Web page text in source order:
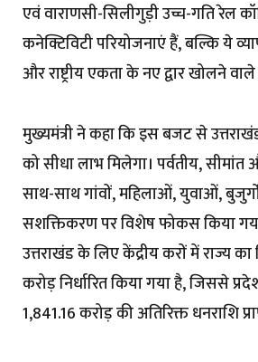
एवं वाराणसी-सिलीगुड़ी उच्च-गति रेल
कनेक्टिविटी परियोजनाएं हैं, बल्कि ये
और राष्ट्रीय एकता के नए द्वार खोलने
मुख्यमंत्री ने कहा कि इस बजट से
को सीधा लाभ मिलेगा। पर्वतीय, सीमांत
साथ-साथ गांवों, महिलाओं, युवाओं,
सशक्तिकरण पर विशेष फोकस किया गया
उत्तराखंड के लिए केंद्रीय करों में राज्य का
करोड़ निर्धारित किया गया है, जिससे
₹1,841.16 करोड़ की अतिरिक्त धनराशि